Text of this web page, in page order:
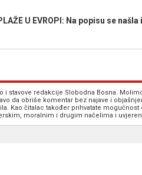
U EVROPI: Na popisu se
i stavove redakcije Slobodna Bosna.
da obriše komentar bez najave i
Kao čitalac također prihvatate
moralnim i drugim načelima i